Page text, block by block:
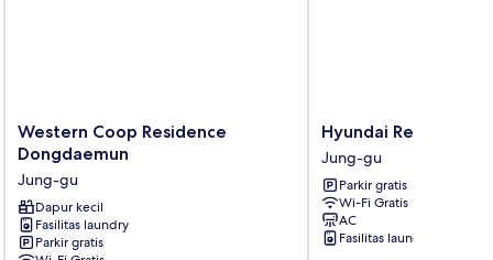
Western
Coop
Residence
Dongdaemun
Jung-
gu
Western Coop Residence
Dongdaemun
Jung-gu
Dapur kecil
Fasilitas laundry
Parkir gratis
Hyundai
Residence
Seoul
Jung-
gu
Hyundai Residence
Jung-gu
Parkir gratis
Wi-Fi Gratis
AC
Fasilitas laundry